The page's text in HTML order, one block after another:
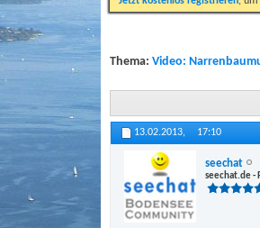
Thema: Video:
13.02.2013, 17:10
seechat
seechat.de -